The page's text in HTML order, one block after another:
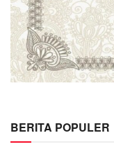
BERITA POPULER